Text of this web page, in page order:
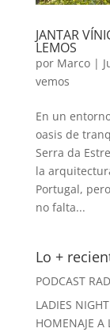
JANTAR
LEMOS
por Marco|
vemos
En un
oasis de
Serra da
la
Portugal,
no falta...
Lo +
PODCAST
LADIES
HOMENAJE A